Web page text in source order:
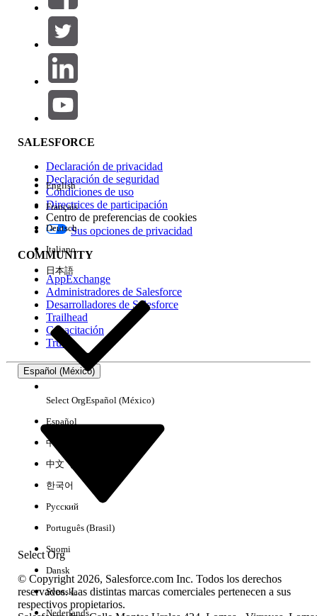
SELECCIONAR FILTROS
Área de productos
Repercusión de función
Edición
Experiencia
No hay resultados
SALESFORCE
Declaración de privacidad
Declaración de seguridad
Condiciones de uso
Directrices de participación
Centro de preferencias de cookies
Sus opciones de privacidad
COMMUNITY
AppExchange
Administradores de Salesforce
Desarrolladores de Salesforce
Trailhead
Capacitación
Trust
Español (México)
Select Org
English
Français
Deutsch
Italiano
日本語
Select OrgEspañol (México)
Español
中文（简体）
中文（繁體）
한국어
Русский
Português (Brasil)
Suomi
Dansk
Svenska
Nederlands
© Copyright 2026, Salesforce.com Inc. Todos los derechos
reservados. Las distintas marcas comerciales pertenecen a sus
respectivos propietarios.